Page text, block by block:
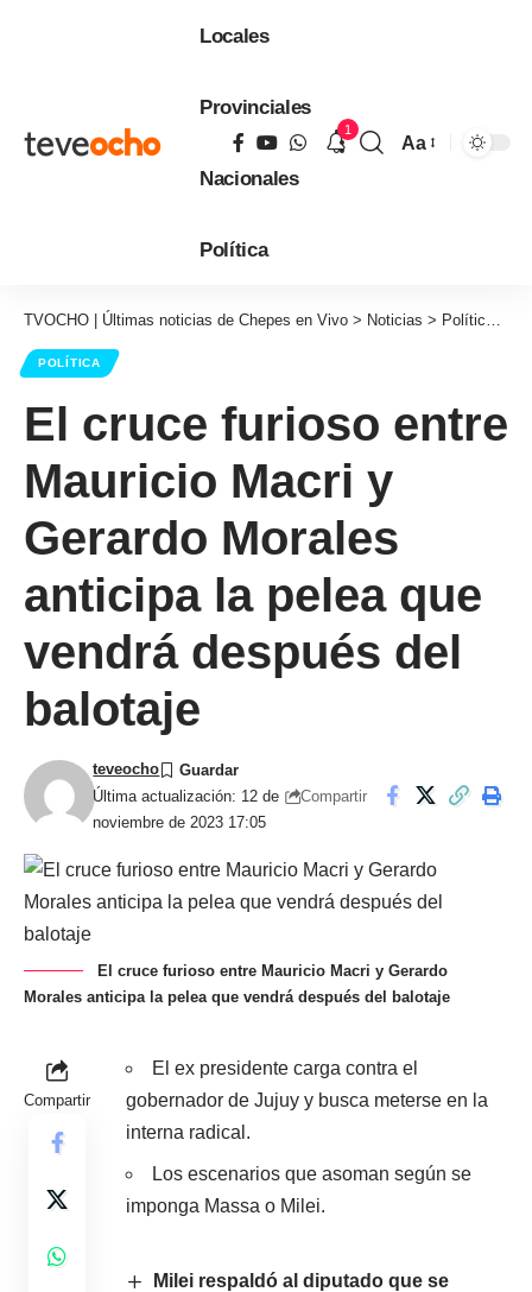
Locales
Provinciales
Nacionales
Política
1
Aa
TVOCHO | Últimas noticias de Chepes en Vivo > Noticias > Política >
POLÍTICA
El cruce furioso entre
Mauricio Macri y
Gerardo Morales
anticipa la pelea que
vendrá después del
balotaje
Última actualización: 12 de
noviembre de 2023 17:05
teveocho
Compartir
El cruce furioso entre Mauricio Macri y Gerardo
Morales anticipa la pelea que vendrá después del balotaje
Compartir
El ex presidente carga contra el
gobernador de Jujuy y busca meterse en la
interna radical.
Los escenarios que asoman según se
imponga Massa o Milei.
Milei respaldó al diputado que se